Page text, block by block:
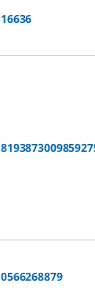
16636
819387300985927
0566268879